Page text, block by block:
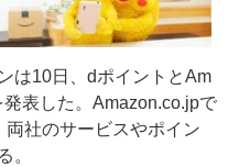
は10日、dポイントとAm
表した。Amazon.co.jpで
社のサービスやポイン
。